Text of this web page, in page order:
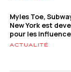
Myles Toe,
New York est
pour les
ACTUALITÉ